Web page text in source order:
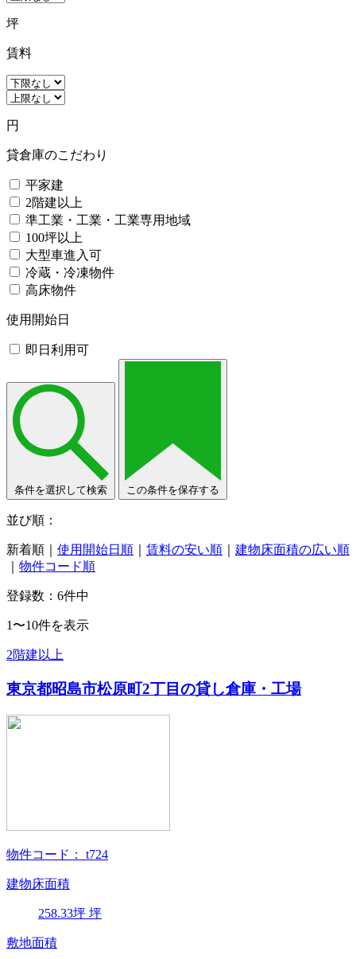
坪
賃料
円
貸倉庫のこだわり
平家建
2階建以上
準工業・工業・工業専用地域
100坪以上
大型車進入可
冷蔵・冷凍物件
高床物件
使用開始日
即日利用可
条件を選択して検索 この条件を保存する
並び順：
新着順 使用開始日順 賃料の安い順
建物床面積の広い順
物件コード順
登録数： 6件中
1〜10件を表示
2階建以上
東京都昭島市松原町2丁目の貸し倉庫・工場
物件コード： t724
建物床面積
258.33坪 坪
敷地面積